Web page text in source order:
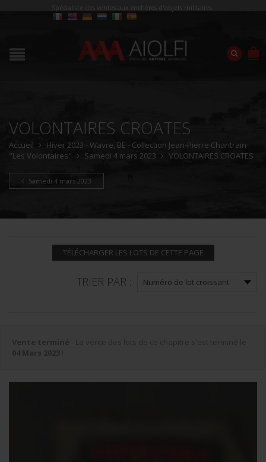
Spécialiste des ventes aux enchères d'objets militaires
VOLONTAIRES CROATES
Accueil
Hiver 2023 - Wavre, BE - Collection Jean-Pierre Chantrain
"Les Volontaires"
Samedi 4 mars 2023 VOLONTAIRES CROATES
Samedi 4 mars 2023
TÉLÉCHARGER LES LOTS DE CETTE PAGE
TRIER PAR :